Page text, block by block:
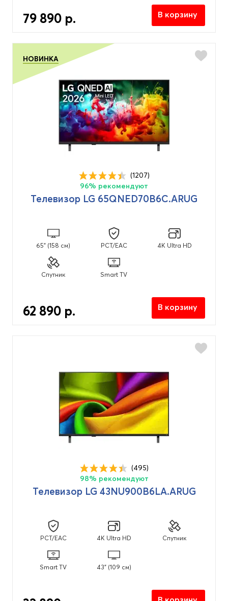
79 890 р. В корзину
НОВИНКА
(1207)
96% рекомендуют
Телевизор LG 65QNED70B6C.ARUG
65" (158 см) PCT/EAC 4K Ultra HD
Спутник Smart TV
62 890 р. В корзину
(495)
98% рекомендуют
Телевизор LG 43NU900B6LA.ARUG
PCT/EAC 4K Ultra HD Спутник
Smart TV 43" (109 см)